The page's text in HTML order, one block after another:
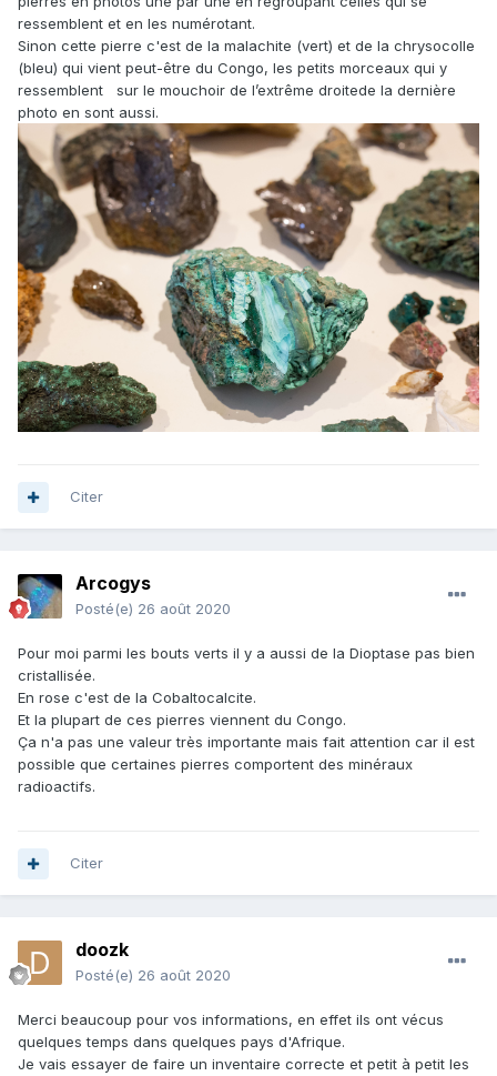
ressemblent et en les numérotant.
Sinon cette pierre c'est de la malachite (vert) et de la chrysocolle
(bleu) qui vient peut-être du Congo, les petits morceaux qui y
ressemblent sur le mouchoir de l’extrême droitede la dernière
photo en sont aussi.
Citer
Arcogys
Posté(e) 26 août 2020
Pour moi parmi les bouts verts il y a aussi de la Dioptase pas bien
cristallisée.
En rose c'est de la Cobaltocalcite.
Et la plupart de ces pierres viennent du Congo.
Ça n'a pas une valeur très importante mais fait attention car il est
possible que certaines pierres comportent des minéraux
radioactifs.
Citer
doozk
Posté(e) 26 août 2020
Merci beaucoup pour vos informations, en effet ils ont vécus
quelques temps dans quelques pays d'Afrique.
Je vais essayer de faire un inventaire correcte et petit à petit les